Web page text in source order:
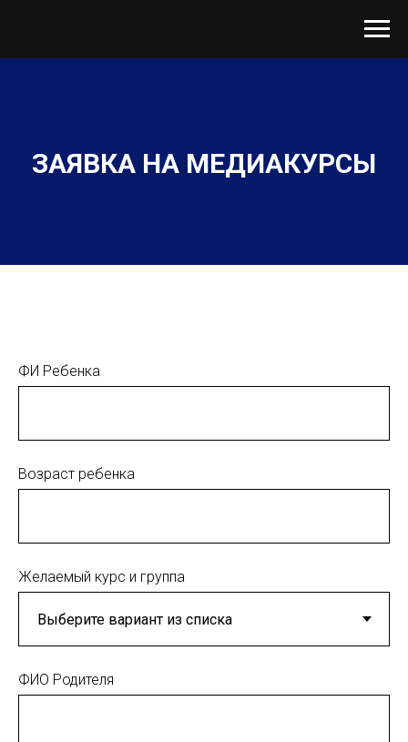
ЗАЯВКА НА МЕДИАКУРСЫ
ФИ Ребенка
Возраст ребенка
Желаемый курс и группа
ФИО Родителя